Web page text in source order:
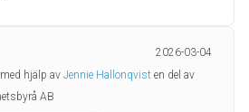
2026-03-04
hjälp av Jennie Hallonqvist en del av
AB